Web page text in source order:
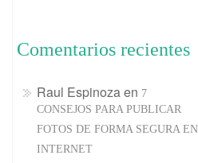
Comentarios recientes
Raul Espinozaen 7
CONSEJOS PARA PUBLICAR
FOTOS DE FORMA SEGURA EN
INTERNET